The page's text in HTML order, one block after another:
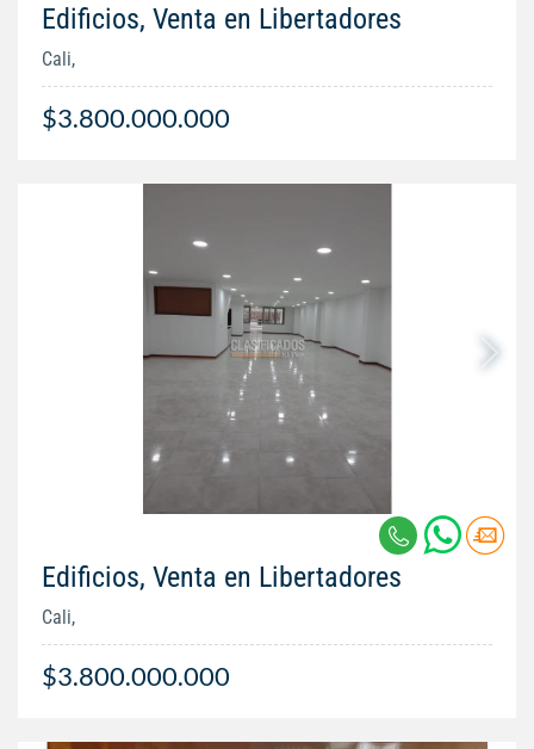
Edificios, Venta en Libertadores
Cali,
$3.800.000.000
Edificios, Venta en Libertadores
Cali,
$3.800.000.000